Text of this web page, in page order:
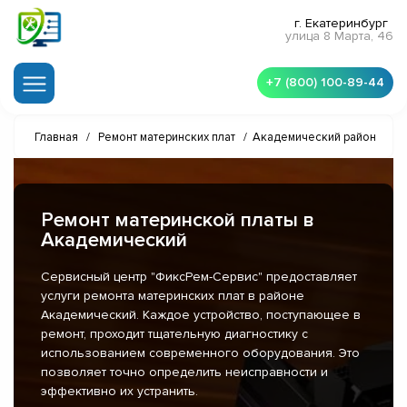
г. Екатеринбург
улица 8 Марта, 46
+7 (800) 100-89-44
Главная / Ремонт материнских плат / Академический район
Ремонт материнской платы в
Академический
Сервисный центр "ФиксРем-Сервис" предоставляет
услуги ремонта материнских плат в районе
Академический. Каждое устройство, поступающее в
ремонт, проходит тщательную диагностику с
использованием современного оборудования. Это
позволяет точно определить неисправности и
эффективно их устранить.